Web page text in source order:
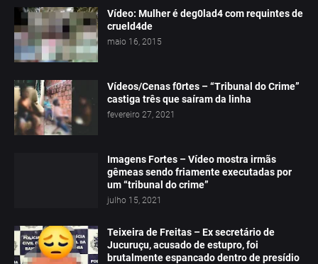
Vídeo: Mulher é deg0lad4 com requintes de
crueld4de
maio 16, 2015
Vídeos/Cenas f0rtes – “Tribunal do Crime”
castiga três que saíram da linha
fevereiro 27, 2021
Imagens Fortes – Vídeo mostra irmãs
gêmeas sendo friamente executadas por
um “tribunal do crime”
julho 15, 2021
Teixeira de Freitas – Ex secretário de
Jucuruçu, acusado de estupro, foi
brutalmente espancado dentro de presídio